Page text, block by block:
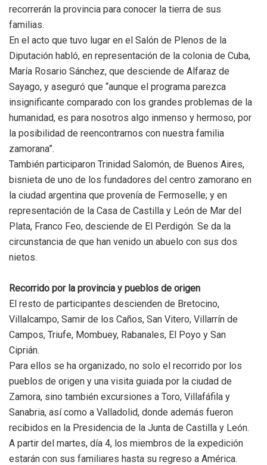
recorrerán la provincia para conocer la tierra de sus
familias.
En el acto que tuvo lugar en el Salón de Plenos de la
Diputación habló, en representación de la colonia de Cuba,
María Rosario Sánchez, que desciende de Alfaraz de
Sayago, y aseguró que “aunque el programa parezca
insignificante comparado con los grandes problemas de la
humanidad, es para nosotros algo inmenso y hermoso, por
la posibilidad de reencontrarnos con nuestra familia
zamorana”.
También participaron Trinidad Salomón, de Buenos Aires,
bisnieta de uno de los fundadores del centro zamorano en
la ciudad argentina que provenía de Fermoselle; y en
representación de la Casa de Castilla y León de Mar del
Plata, Franco Feo, desciende de El Perdigón. Se da la
circunstancia de que han venido un abuelo con sus dos
nietos.
Recorrido por la provincia y pueblos de origen
El resto de participantes descienden de Bretocino,
Villalcampo, Samir de los Caños, San Vitero, Villarrín de
Campos, Triufe, Mombuey, Rabanales, El Poyo y San
Ciprián.
Para ellos se ha organizado, no solo el recorrido por los
pueblos de origen y una visita guiada por la ciudad de
Zamora, sino también excursiones a Toro, Villafáfila y
Sanabria, así como a Valladolid, donde además fueron
recibidos en la Presidencia de la Junta de Castilla y León.
A partir del martes, día 4, los miembros de la expedición
estarán con sus familiares hasta su regreso a América.